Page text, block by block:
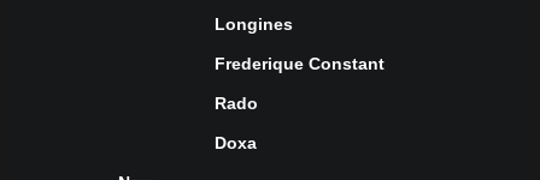
Longines
Frederique Constant
Rado
Doxa